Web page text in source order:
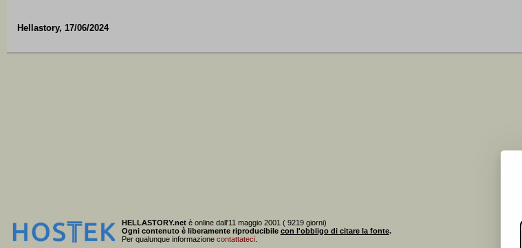
Hellastory, 17/06/2024
HELLASTORY.netè online dall'11 maggio 2001 ( 9219 giorni)
Ogni contenuto è liberamente riproducibile con l'obbligo di citare la fonte.
Per qualunque informazione contattateci.